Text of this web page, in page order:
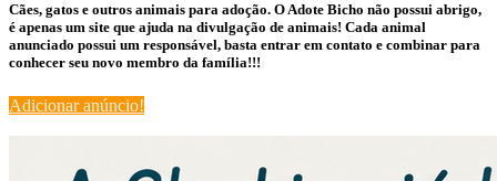
Cães, gatos e outros animais para adoção. O Adote Bicho não possui abrigo,
é apenas um site que ajuda na divulgação de animais! Cada animal
anunciado possui um responsável, basta entrar em contato e combinar para
conhecer seu novo membro da família!!!
Adicionar anúncio!